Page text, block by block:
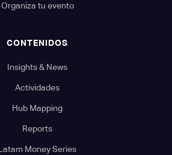
Organiza tu evento
CONTENIDOS
Insights & News
Actividades
Hub Mapping
Reports
Money Series